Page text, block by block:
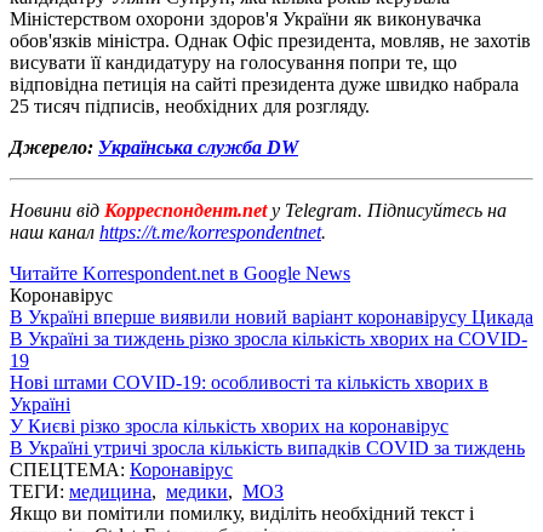
Міністерством охорони здоров'я України як виконувачка
обов'язків міністра. Однак Офіс президента, мовляв, не захотів
висувати її кандидатуру на голосування попри те, що
відповідна петиція на сайті президента дуже швидко набрала
25 тисяч підписів, необхідних для розгляду.
Джерело: Українська служба DW
Новини від Корреспондент.net у Telegram. Підписуйтесь на
наш канал https://t.me/korrespondentnet.
Читайте Korrespondent.net в Google News
Коронавірус
В Україні вперше виявили новий варіант коронавірусу Цикада
В Україні за тиждень різко зросла кількість хворих на COVID-
19
Нові штами COVID-19: особливості та кількість хворих в
Україні
У Києві різко зросла кількість хворих на коронавірус
В Україні утричі зросла кількість випадків COVID за тиждень
СПЕЦТЕМА: Коронавірус
ТЕГИ: медицина, медики, МОЗ
Якщо ви помітили помилку, виділіть необхідний текст і